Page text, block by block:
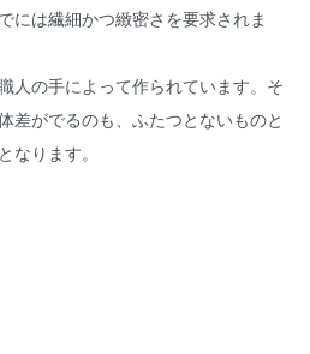
には繊細かつ緻密さを要求されま
人の手によって作られています。そ
差がでるのも、ふたつとないものと
なります。